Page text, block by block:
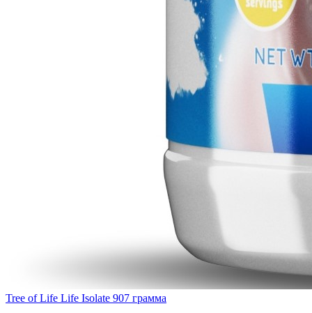
Tree of Life Life Isolate 907 грамма